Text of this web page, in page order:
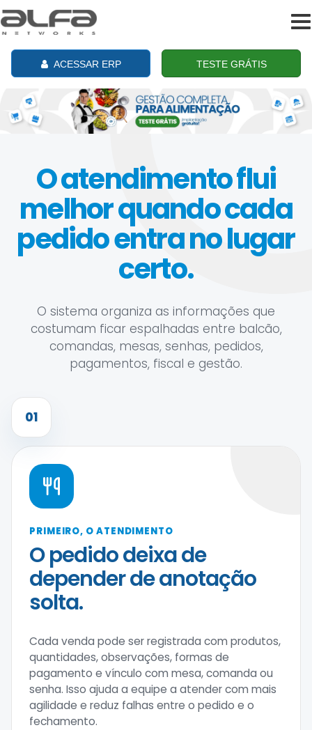
ACESSAR ERP TESTE GRÁTIS
O atendimento flui
melhor quando cada
pedido entra no lugar
certo.
O sistema organiza as informações que
costumam ficar espalhadas entre balcão,
comandas, mesas, senhas, pedidos,
pagamentos, fiscal e gestão.
01
PRIMEIRO, O ATENDIMENTO
O pedido deixa de
depender de anotação
solta.
Cada venda pode ser registrada com produtos,
quantidades, observações, formas de
pagamento e vínculo com mesa, comanda ou
senha. Isso ajuda a equipe a atender com mais
agilidade e reduz falhas entre o pedido e o
fechamento.